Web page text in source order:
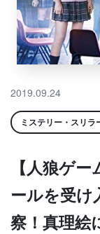
2019.09.24
ミステリー・スリラ
【人狼ゲ
ールを受け
察！真理絵